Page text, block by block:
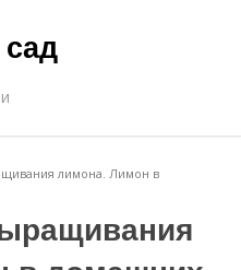
лимона. Лимон в